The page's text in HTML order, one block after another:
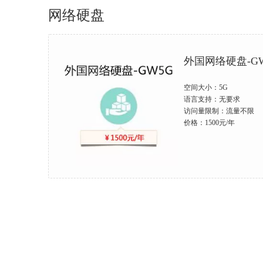
网络硬盘
外国网络硬盘-
空间大小：5G
语言支持：无要求
访问量限制：流量不限
价格：1500元/年